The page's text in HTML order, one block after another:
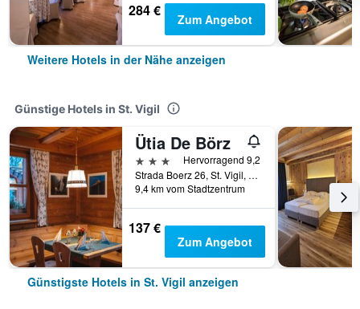
284 € Zum Angebot
Weitere Hotels in der Nähe anzeigen
Günstige Hotels in St. Vigil
Ütia De Börz
3 Sterne
Hervorragend 9,2
Strada Boerz 26, St. Vigil, Südtirol, Italien
9,4 km vom Stadtzentrum
137 €
Zum Angebot
Günstigste Hotels in St. Vigil anzeigen